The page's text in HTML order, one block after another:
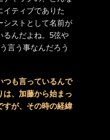
イティブでありた
シストとして名前が
るんだよね。5弦や
言う事なんだろう
つも言っているんで
は、加藤から始まっ
すが、その時の経緯